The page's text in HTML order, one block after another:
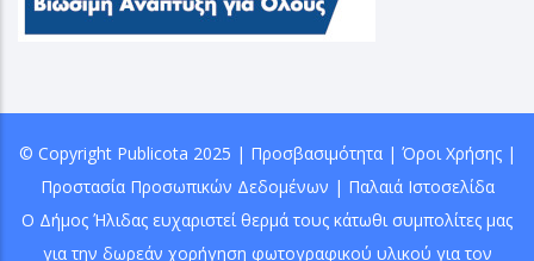
© Copyright Publicota 2025 | Προσβασιμότητα| Όροι Χρήσης|
Προστασία Προσωπικών Δεδομένων | Παλαιά Ιστοσελίδα
Ο Δήμος Ήλιδας ευχαριστεί θερμά τους κάτωθι συμπολίτες μας
για την δωρεάν χορήγηση φωτογραφικού υλικού για τον